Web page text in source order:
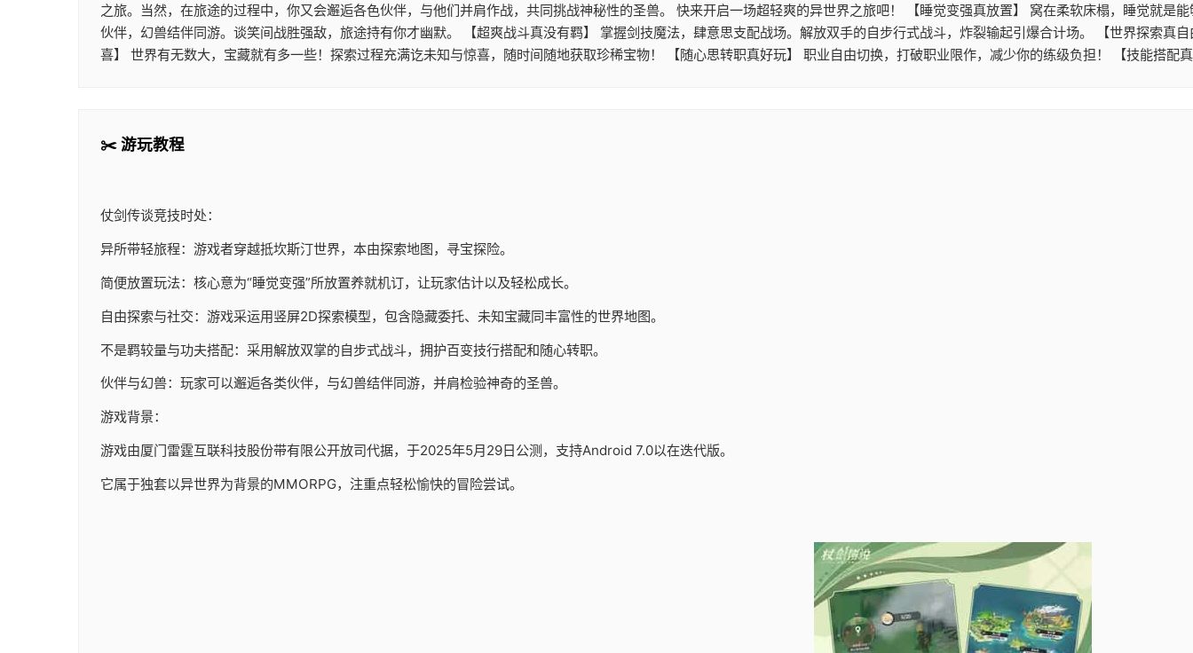
之旅。当然，在旅途的过程中，你又会邂逅各色伙伴，与他们并肩作战，共同挑战神秘性的圣兽。 快来开启一场超轻爽的异世界之旅吧！ 【睡觉变强真放置】 窝在柔软床榻，睡觉就
伙伴，幻兽结伴同游。谈笑间战胜强敌，旅途持有你才幽默。 【超爽战斗真没有羁】 掌握剑技魔法，肆意思支配战场。解放双手的自步行式战斗，炸裂输起引爆合计场。 【世界探索
喜】 世界有无数大，宝藏就有多一些！探索过程充满讫未知与惊喜，随时间随地获取珍稀宝物！ 【随心思转职真好玩】 职业自由切换，打破职业限作，减少你的练级负担！ 【技能搭配
✂️ 游玩教程
仗剑传谈竞技时处：
异所带轻旅程：游戏者穿越抵坎斯汀世界，本由探索地图，寻宝探险。
简便放置玩法：核心意为“睡觉变强”所放置养就机订，让玩家估计以及轻松成长。
自由探索与社交：游戏采运用竖屏2D探索模型，包含隐藏委托、未知宝藏同丰富性的世界地图。
不是羁较量与功夫搭配：采用解放双掌的自步式战斗，拥护百变技行搭配和随心转职。
伙伴与幻兽：玩家可以邂逅各类伙伴，与幻兽结伴同游，并肩检验神奇的圣兽。
游戏背景：
游戏由厦门雷霆互联科技股份带有限公开放司代据，于2025年5月29日公测，支持Android 7.0以在迭代版。
它属于独套以异世界为背景的MMORPG，注重点轻松愉快的冒险尝试。